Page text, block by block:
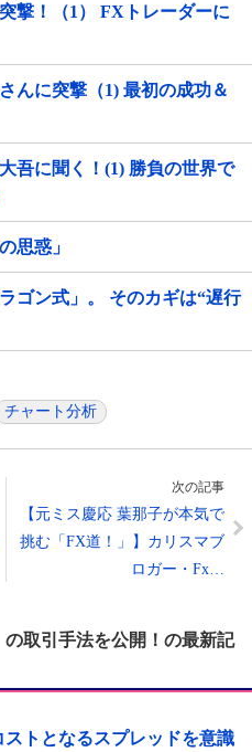
撃！（1） FXトレーダーに
んに突撃（1) 最初の成功＆
吾に聞く！(1) 勝負の世界で
思惑」
ゴン式」。 そのカギは“遅行
チャート分析
次の記事
【元ミス慶応 葉那子が本気で
挑む「FX道！」】カリスマブ
ロガー・Fx…
取引手法を公開！の最新記
トとなるスプレッドを意識